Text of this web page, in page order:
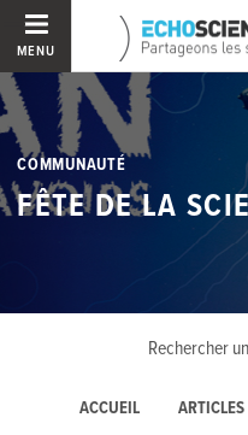
MENU
COMMUNAUTÉ
FÊTE DE LA
ACCUEIL ARTICLES